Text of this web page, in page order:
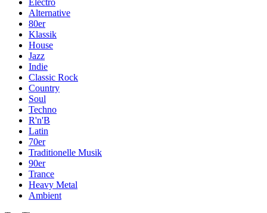
Electro
Alternative
80er
Klassik
House
Jazz
Indie
Classic Rock
Country
Soul
Techno
R'n'B
Latin
70er
Traditionelle Musik
90er
Trance
Heavy Metal
Ambient